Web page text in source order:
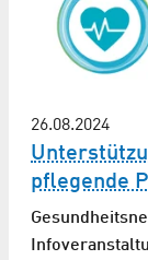
26.08.2024
pflegende